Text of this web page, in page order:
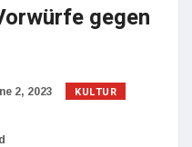
gegen
2, 2023 KULTUR